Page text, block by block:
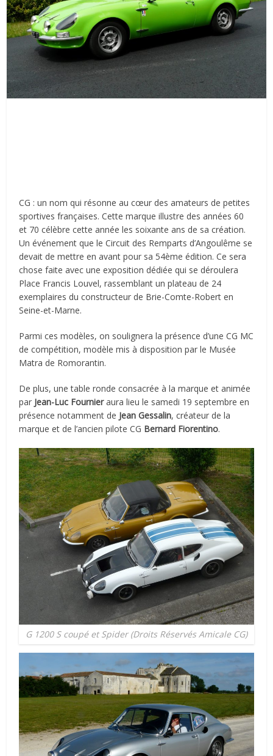
CG : un nom qui résonne au cœur des amateurs de petites
sportives françaises. Cette marque illustre des années 60
et 70 célèbre cette année les soixante ans de sa création.
Un événement que le Circuit des Remparts d’Angoulême se
devait de mettre en avant pour sa 54ème édition. Ce sera
chose faite avec une exposition dédiée qui se déroulera
Place Francis Louvel, rassemblant un plateau de 24
exemplaires du constructeur de Brie-Comte-Robert en
Seine-et-Marne.
Parmi ces modèles, on soulignera la présence d’une CG MC
de compétition, modèle mis à disposition par le Musée
Matra de Romorantin.
De plus, une table ronde consacrée à la marque et animée
par Jean-Luc Fournieraura lieu le samedi 19 septembre en
présence notamment de Jean Gessalin, créateur de la
marque et de l’ancien pilote CG Bernard Fiorentino.
G 1200 S coupé et Spider (Droits Réservés Amicale CG)